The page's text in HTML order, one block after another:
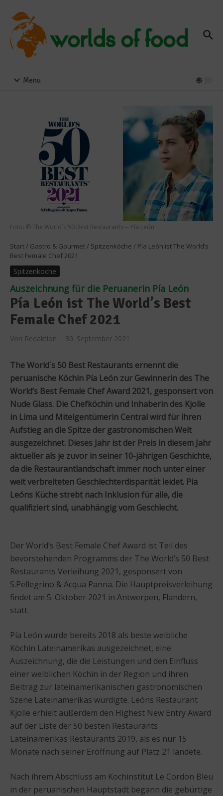
Menu
Foto: © The World´s 50 Best Restaurants -- Pía León
Start / Gastro & Gourmet / Spitzenköche / Pía León ist The World’s
Best Female Chef 2021
Spitzenköche
Auszeichnung für die Peruanerin Pía León
Pía León ist The World’s Best
Female Chef 2021
Von Redaktion 30. September 2021
The World´s 50 Best Restaurants ernennt die
peruanische Köchin Pía León zur Gewinnerin des The
World’s Best Female Chef Award 2021, gesponsert von
Nude Glass. Die Chefköchin und Inhaberin des Kjolle
in Lima und Miteigentümerin Central wird für ihren
Aufstieg an die Spitze der gastronomischen Welt
ausgezeichnet. Dieses Jahr ist der Preis in diesem Jahr
aktueller als je zuvor in seiner 10-jährigen Geschichte,
da die Restaurantlandschaft immer noch unter einer
weit verbreiteten Geschlechterdisparität leidet. Pia
Leóns Küche strebt nach Inklusion für alle, die
qualifiziert sind, unabhängig vom Geschlecht.
Der World’s Best Female Chef Award ist Teil des
bevorstehenden Programms der The World’s 50 Best
Restaurants Verleihung 2021, gesponsert von
S.Pellegrino & Acqua Panna. Die Hauptpreisverleihung
findet am 5. Oktober 2021 in Antwerpen, Flandern,
statt.
Pía León wurde bereits 2018 als beste weibliche
Köchin Lateinamerikas ausgezeichnet, eine
Auszeichnung, die die Leistungen und den Einfluss
einer weiblichen Köchin in der Region und ihren
Beitrag zur lateinamerikanischen gastronomischen
Szene Lateinamerikas würdigte. Leóns Restaurant
Kjolle erhielt außerdem den Highest New Entry Award
auf der Liste der 50 besten Restaurants
Lateinamerikas Restaurants 2019, als es nur 15
Monate nach seiner Eröffnung auf Platz 21 landete.
Nach ihrem Abschluss am Kochinstitut Le Cordon Bleu
in der peruanischen Hauptstadt begann die gebürtige